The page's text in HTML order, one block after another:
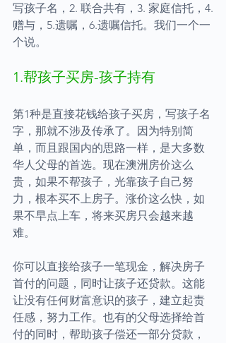
写孩子名，2. 联合共有，3. 家庭信托，4.
赠与，5.遗嘱，6.遗嘱信托。我们一个一
个说。
1.帮孩子买房-孩子持有
第1种是直接花钱给孩子买房，写孩子名
字，那就不涉及传承了。因为特别简
单，而且跟国内的思路一样，是大多数
华人父母的首选。现在澳洲房价这么
贵，如果不帮孩子，光靠孩子自己努
力，根本买不上房子。涨价这么快，如
果不早点上车，将来买房只会越来越
难。
你可以直接给孩子一笔现金，解决房子
首付的问题，同时让孩子还贷款。这能
让没有任何财富意识的孩子，建立起责
任感，努力工作。也有的父母选择给首
付的同时，帮助孩子偿还一部分贷款，